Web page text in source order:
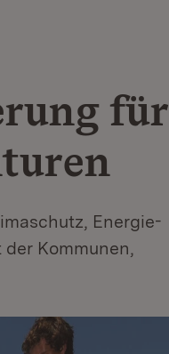
für
Energie-
Kommunen,